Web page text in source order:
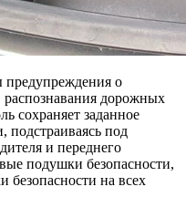
предупреждения о
дорожных
сохраняет заданное
подстраиваясь под
и переднего
подушки безопасности,
безопасности на всех